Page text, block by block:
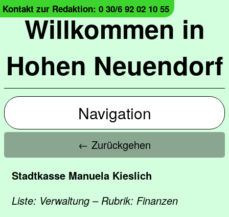
Willkommen in
Hohen Neuendorf
Kontakt zur Redaktion: 0 30/6 92 02 10 55
Navigation
← Zurückgehen
Stadtkasse Manuela Kieslich
Liste: Verwaltung – Rubrik: Finanzen